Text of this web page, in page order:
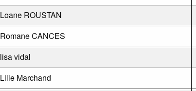
Loane ROUSTAN
Romane CANCES
lisa vidal
Lilie Marchand